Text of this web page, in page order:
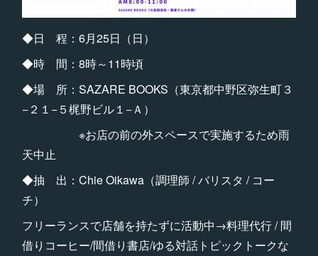
◆日 程：6月25日（日）
◆時 間：8時～11時頃
◆場 所：SAZARE BOOKS（東京都中野区弥生町３
−２１−５梶野ビル１−Ａ）
※お店の前の外スペースで実施するため雨
天中止
◆抽 出：Chie Oikawa（調理師 / バリスタ / コー
チ）
フリーランスで店舗を持たずに活動中→料理代行 / 間
借りコーヒー/間借り書店/ゆる対話トピックトークな